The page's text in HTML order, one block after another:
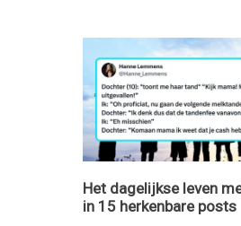
Het dagelijkse leven
in 15 herkenbare posts